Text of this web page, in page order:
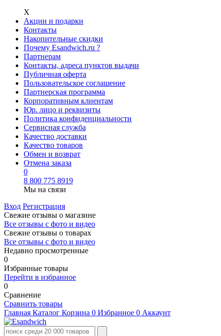
Х
Акции и подарки
Контакты
Накопительные скидки
Почему Esandwich.ru ?
Партнерам
Контакты, адреса пунктов выдачи
Публичная оферта
Пользовательское соглашение
Партнерская программа
Корпоративным клиентам
Юр. лицо и реквизиты
Политика конфиденциальности
Сервисная служба
Качество доставки
Качество товаров
Обмен и возврат
Отмена заказа
0
8 800 775 8919
Мы на связи
Вход Регистрация
Свежие отзывы о магазине
Все отзывы с фото и видео
Свежие отзывы о товарах
Все отзывы c фото и видео
Недавно просмотренные
0
Избранные товары
Перейти в избранное
0
Сравнение
Сравнить товары
Главная Каталог Корзина 0 Избранное 0 Аккаунт